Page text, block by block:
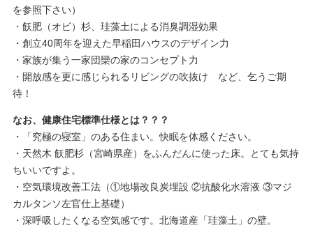
を参照下さい）
・飫肥（オビ）杉、珪藻土による消臭調湿効果
・創立40周年を迎えた早稲田ハウスのデザイン力
・家族が集う一家団欒の家のコンセプト力
・開放感を更に感じられるリビングの吹抜け など、乞うご期
待！
なお、健康住宅標準仕様とは？？？
・「究極の寝室」のある住まい。快眠を体感ください。
・天然木 飫肥杉（宮崎県産）をふんだんに使った床。とても気持
ちいいですよ。
・空気環境改善工法（①地場改良炭埋設 ②抗酸化水溶液 ③マジ
カルタンソ左官仕上基礎）
・深呼吸したくなる空気感です。北海道産「珪藻土」の壁。